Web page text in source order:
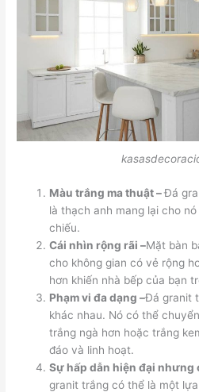
Màu trắng ma thuật –Đá
là thạch anh mang lại cho
chiếu.
Cái nhìn rộng rãi –Mặt bàn
cho không gian có vẻ rộng
hơn khiến nhà bếp của bạn
Phạm vi đa dạng –Đá granit
khác nhau. Nó có thể
trắng ngà hơn hoặc trắng
đáo và linh hoạt.
Sự hấp dẫn hiện đại nhưng
granit trắng có thể là một